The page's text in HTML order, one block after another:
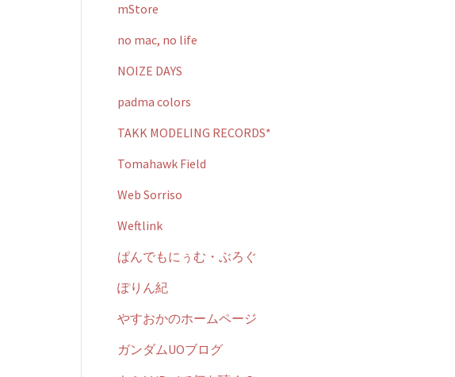
mStore
no mac, no life
NOIZE DAYS
padma colors
TAKK MODELING RECORDS*
Tomahawk Field
Web Sorriso
Weftlink
ぱんでもにぅむ・ぶろぐ
ぽりん紀
やすおかのホームページ
ガンダムUOブログ